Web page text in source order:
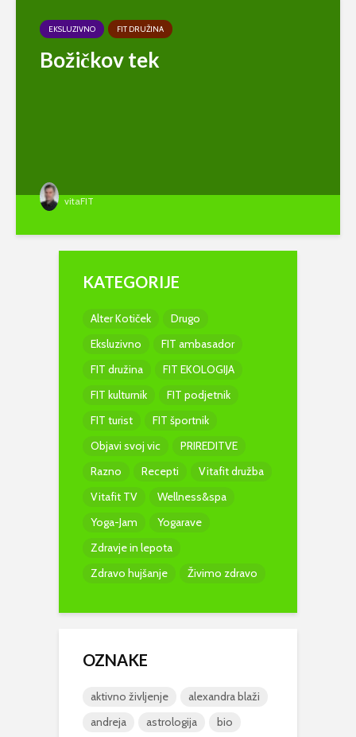
EKSLUZIVNO FIT DRUŽINA
Božičkov tek
vitaFIT
KATEGORIJE
Alter Kotiček
Drugo
Eksluzivno
FIT ambasador
FIT družina
FIT EKOLOGIJA
FIT kulturnik
FIT podjetnik
FIT turist
FIT športnik
Objavi svoj vic
PRIREDITVE
Razno
Recepti
Vitafit družba
Vitafit TV
Wellness&spa
Yoga-Jam
Yogarave
Zdravje in lepota
Zdravo hujšanje
Živimo zdravo
OZNAKE
aktivno življenje
alexandra blaži
andreja
astrologija
bio